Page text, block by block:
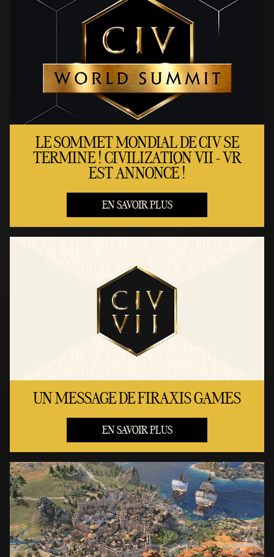
LE SOMMET MONDIAL DE CIV SE
TERMINE ! CIVILIZATION VII - VR
EST ANNONCÉ !
EN SAVOIR PLUS
UN MESSAGE DE FIRAXIS GAMES
EN SAVOIR PLUS